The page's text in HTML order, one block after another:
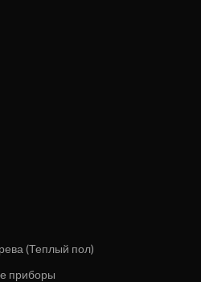
(Теплый пол)
приборы